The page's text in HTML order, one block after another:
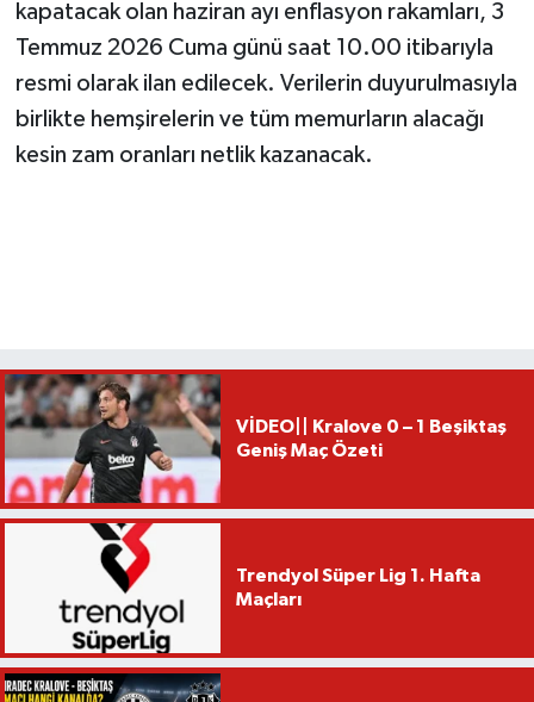
kapatacak olan haziran ayı enflasyon rakamları, 3
Temmuz 2026 Cuma günü saat 10.00 itibarıyla
resmi olarak ilan edilecek. Verilerin duyurulmasıyla
birlikte hemşirelerin ve tüm memurların alacağı
kesin zam oranları netlik kazanacak.
VİDEO|| Kralove 0 – 1 Beşiktaş
Geniş Maç Özeti
Trendyol Süper Lig 1. Hafta
Maçları